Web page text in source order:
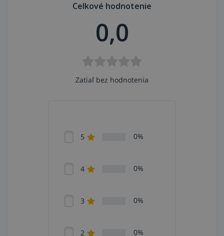
pneumatickou priamočiarou brúskou.
Celkové hodnotenie
0,0
Zatiaľ bez hodnotenia
5 0%
4 0%
3 0%
2 0%